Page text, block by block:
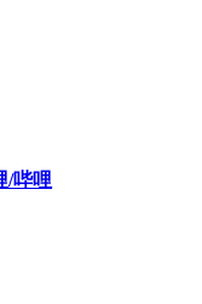
/哔哩